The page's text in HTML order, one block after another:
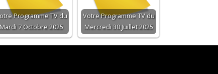
Programme TV du
Mardi 7 Octobre 2025
Votre Programme TV du
Mercredi 30 Juillet 2025